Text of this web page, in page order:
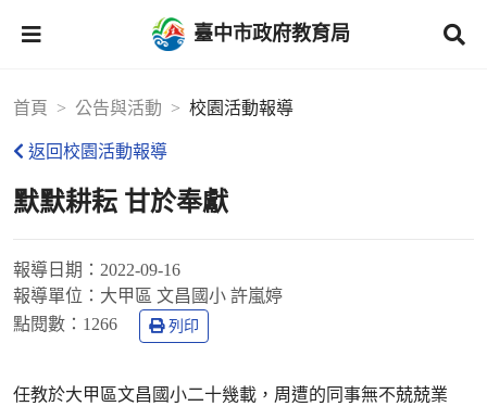
臺中市政府教育局
首頁 公告與活動 校園活動報導
返回校園活動報導
默默耕耘 甘於奉獻
報導日期： 2022-09-16
報導單位： 大甲區 文昌國小 許嵐婷
點閱數： 1266 列印
任教於大甲區文昌國小二十幾載，周遭的同事無不兢兢業